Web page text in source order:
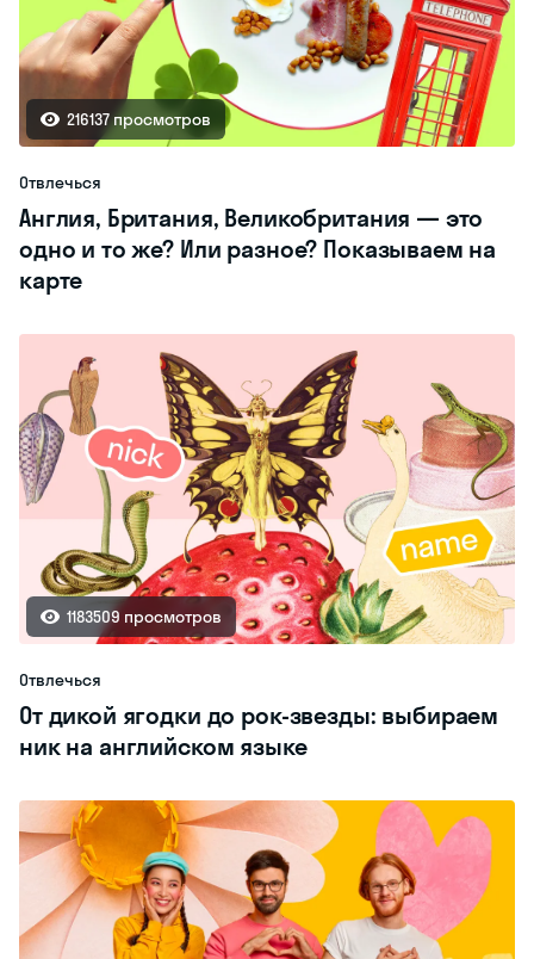
216137 просмотров
Отвлечься
Англия, Британия, Великобритания — это
одно и то же? Или разное? Показываем на
карте
1183509 просмотров
Отвлечься
От дикой ягодки до рок-звезды: выбираем
ник на английском языке